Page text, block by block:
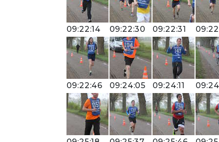
09:22:14 09:22:30 09:22:31
09:22:46 09:24:05 09:24:11